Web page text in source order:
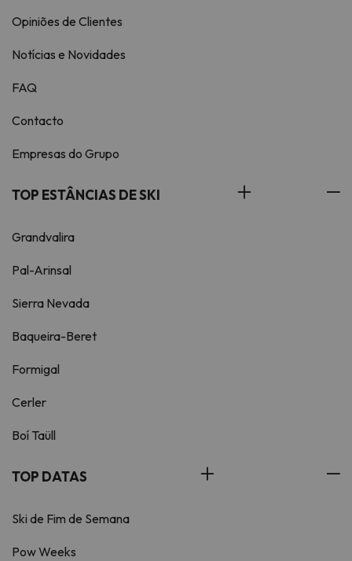
Opiniões de Clientes
Notícias e Novidades
FAQ
Contacto
Empresas do Grupo
TOP ESTÂNCIAS DE SKI
Grandvalira
Pal-Arinsal
Sierra Nevada
Baqueira-Beret
Formigal
Cerler
Boí Taüll
TOP DATAS
Ski de Fim de Semana
Pow Weeks